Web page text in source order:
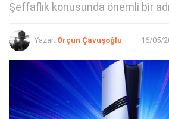
Şeffaflık konusunda önemli bir
Yazar: Orçun Çavuşoğlu 16/05/